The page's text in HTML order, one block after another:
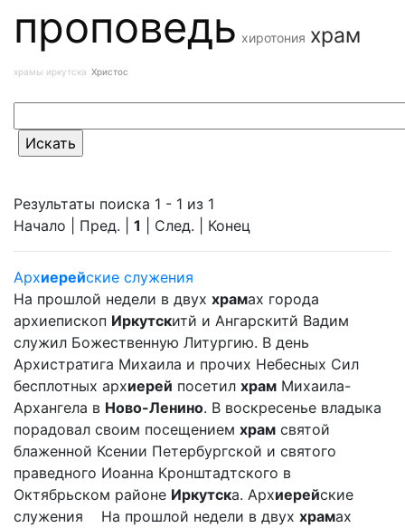
проповедь хиротония храм
храмы иркутска Христос
Результаты поиска 1 - 1 из 1
Начало | Пред. | 1 | След. | Конец
Архиерейские служения
На прошлой недели в двух храмах города
архиепископ Иркутскитй и Ангарскитй Вадим
служил Божественную Литургию. В день
Архистратига Михаила и прочих Небесных Сил
бесплотных архиерей посетил храм Михаила-
Архангела в Ново-Ленино. В воскресенье владыка
порадовал своим посещением храм святой
блаженной Ксении Петербургской и святого
праведного Иоанна Кронштадтского в
Октябрьском районе Иркутска. Архиерейские
служения На прошлой недели в двух храмах